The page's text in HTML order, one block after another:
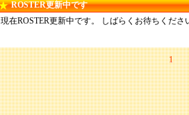
ROSTER更新中です
現在ROSTER更新中です。 しばらくお待ちくださ
1